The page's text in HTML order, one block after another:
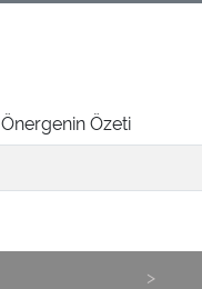
Önergenin Özeti
>